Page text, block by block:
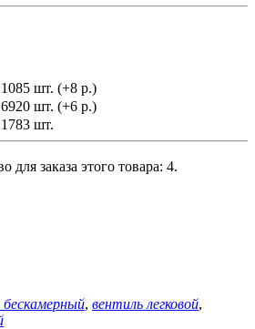
шт. (+8 р.)
шт. (+6 р.)
шт.
для заказа этого товара: 4.
бескамерный, вентиль легковой,